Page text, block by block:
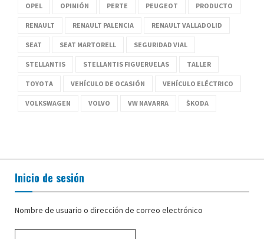
OPEL OPINIÓN PERTE PEUGEOT PRODUCTO
RENAULT RENAULT PALENCIA RENAULT VALLADOLID
SEAT SEAT MARTORELL SEGURIDAD VIAL
STELLANTIS STELLANTIS FIGUERUELAS TALLER
TOYOTA VEHÍCULO DE OCASIÓN VEHÍCULO ELÉCTRICO
VOLKSWAGEN VOLVO VW NAVARRA ŠKODA
Inicio de sesión
Nombre de usuario o dirección de correo electrónico